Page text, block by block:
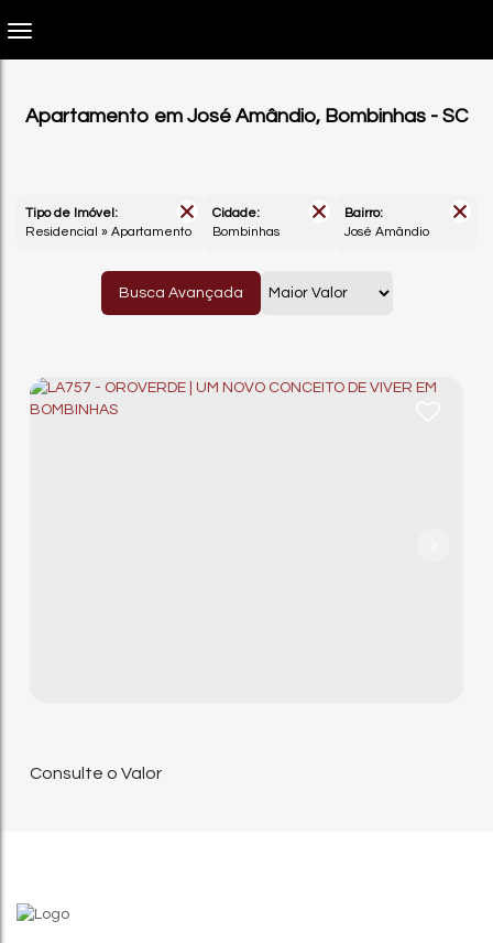
Apartamento em José Amândio, Bombinhas - SC
Tipo de Imóvel:
Residencial » Apartamento
Cidade:
Bombinhas
Bairro:
José Amândio
Busca Avançada
Consulte o Valor